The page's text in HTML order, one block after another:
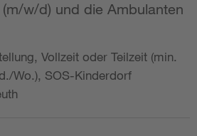
w/d) und die Ambulanten
Vollzeit oder Teilzeit (min.
Wo.), SOS-Kinderdorf